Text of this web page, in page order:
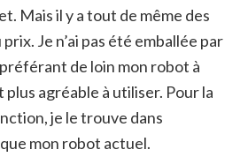
Mais il y a tout de même des
Je n’ai pas été emballée par
de loin mon robot à
agréable à utiliser. Pour la
je le trouve dans
mon robot actuel.